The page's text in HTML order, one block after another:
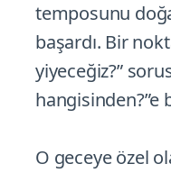
temposunu
başardı. Bir
yiyeceğiz?”
hangisinden?”e
O geceye özel